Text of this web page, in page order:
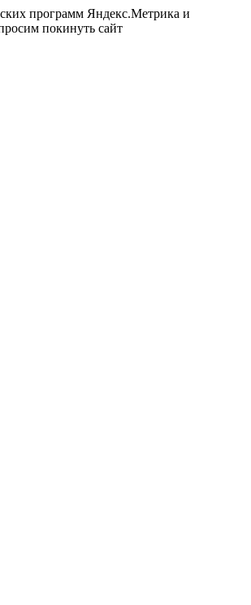
программ Яндекс.Метрика и
покинуть сайт